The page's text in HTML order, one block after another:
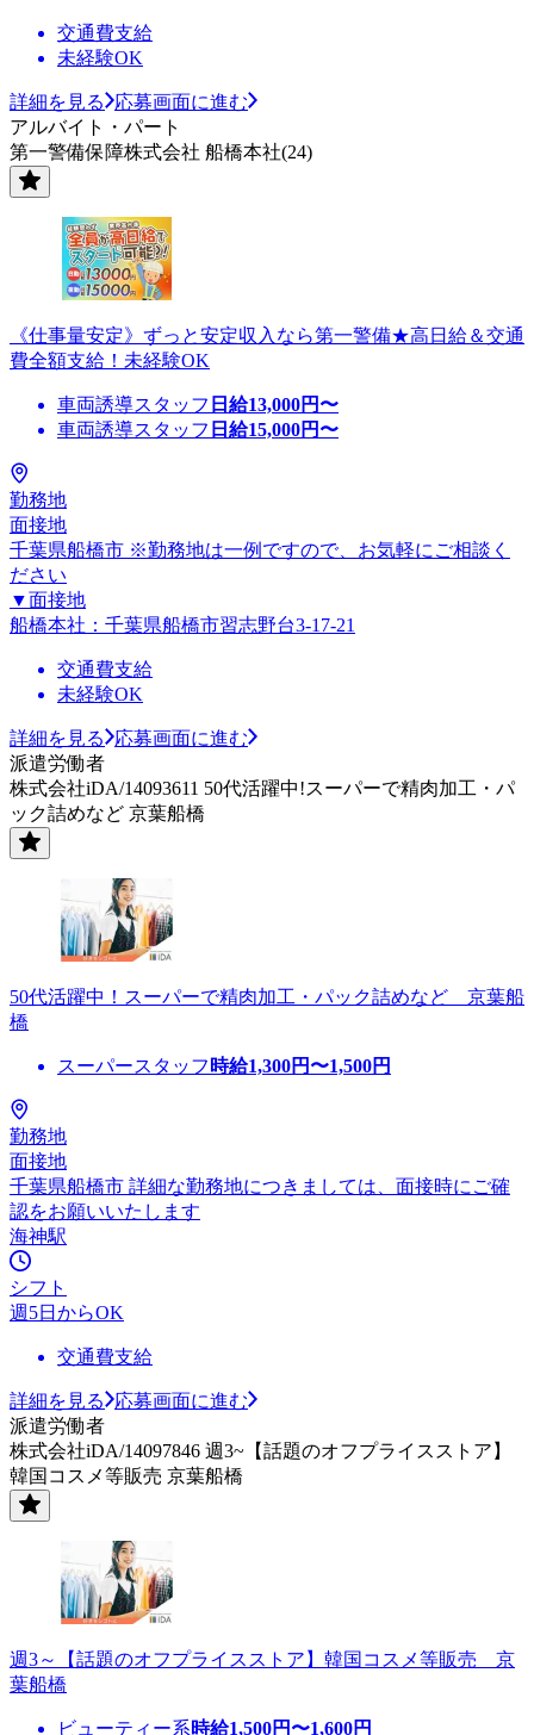
交通費支給
未経験OK
詳細を見る
応募画面に進む
アルバイト・パート
第一警備保障株式会社 船橋本社(24)
《仕事量安定》ずっと安定収入なら第一警備★高日給＆交通
費全額支給！未経験OK
車両誘導スタッフ 日給13,000円〜
車両誘導スタッフ 日給15,000円〜
勤務地
面接地
千葉県船橋市 ※勤務地は一例ですので、お気軽にご相談く
ださい
▼面接地
船橋本社：千葉県船橋市習志野台3-17-21
交通費支給
未経験OK
詳細を見る
応募画面に進む
派遣労働者
株式会社iDA/14093611 50代活躍中!スーパーで精肉加工・パ
ック詰めなど 京葉船橋
50代活躍中！スーパーで精肉加工・パック詰めなど 京葉船
橋
スーパースタッフ 時給1,300円〜1,500円
勤務地
面接地
千葉県船橋市 詳細な勤務地につきましては、面接時にご確
認をお願いいたします
海神駅
シフト
週5日からOK
交通費支給
詳細を見る
応募画面に進む
派遣労働者
株式会社iDA/14097846 週3~【話題のオフプライスストア】
韓国コスメ等販売 京葉船橋
週3～【話題のオフプライスストア】韓国コスメ等販売 京
葉船橋
ビューティー系時給1,500円〜1,600円